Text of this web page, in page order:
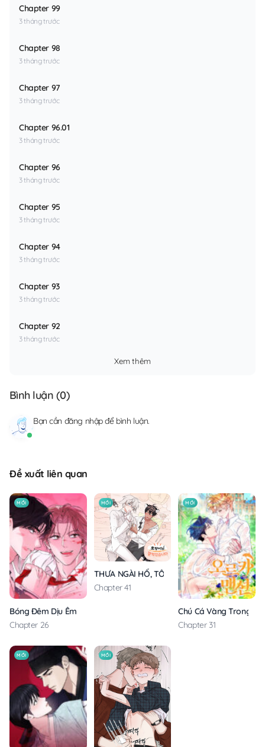
Chapter 99
3 tháng trước
Chapter 98
3 tháng trước
Chapter 97
3 tháng trước
Chapter 96.01
3 tháng trước
Chapter 96
3 tháng trước
Chapter 95
3 tháng trước
Chapter 94
3 tháng trước
Chapter 93
3 tháng trước
Chapter 92
3 tháng trước
Xem thêm
Bình luận (0)
Bạn cần đăng nhậpđể bình luận.
Đề xuất liên quan
MỚI
Bóng Đêm Dịu Êm
Chapter 26
MỚI
THƯA NGÀI HỔ, TÔI ĐÃ ĂN RẤT NGON MIỆNG
Chapter 41
MỚI
Chú Cá Vàng Trong
Chapter 31
MỚI MỚI